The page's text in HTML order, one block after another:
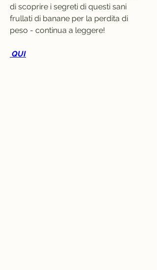
di scoprire i segreti di questi sani
frullati di banane per la perdita di
peso - continua a leggere!
QUI